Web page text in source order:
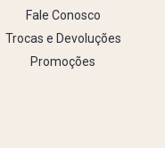
Fale Conosco
Trocas e Devoluções
Promoções